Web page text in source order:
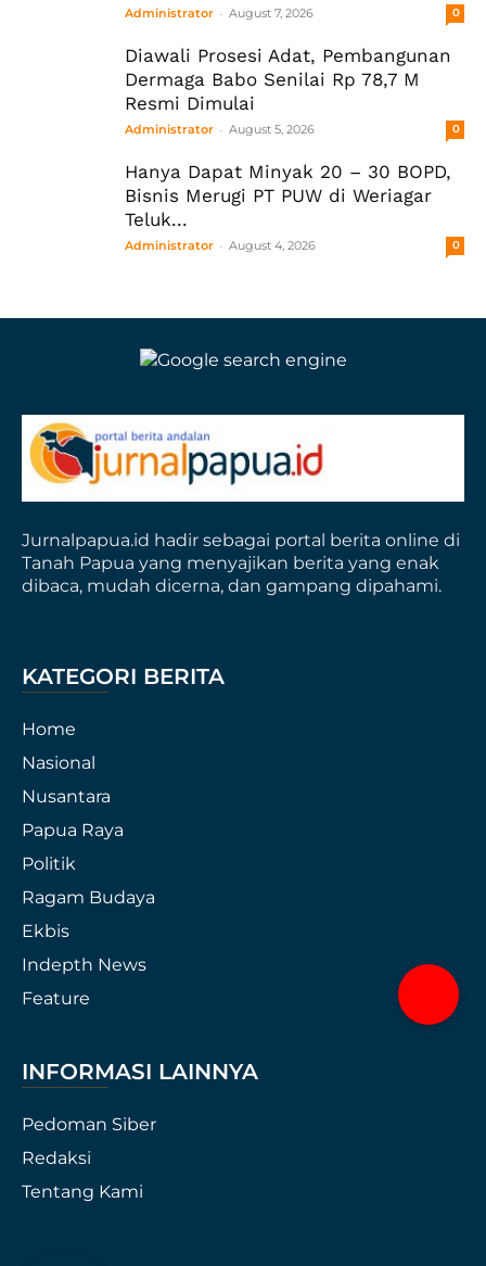
Administrator - August 7, 2026 0
Diawali Prosesi Adat, Pembangunan
Dermaga Babo Senilai Rp 78,7 M
Resmi Dimulai
Administrator - August 5, 2026 0
Hanya Dapat Minyak 20 – 30 BOPD,
Bisnis Merugi PT PUW di Weriagar
Teluk...
Administrator - August 4, 2026 0
Jurnalpapua.id hadir sebagai portal berita online di
Tanah Papua yang menyajikan berita yang enak
dibaca, mudah dicerna, dan gampang dipahami.
KATEGORI BERITA
Home
Nasional
Nusantara
Papua Raya
Politik
Ragam Budaya
Ekbis
Indepth News
Feature
INFORMASI LAINNYA
Pedoman Siber
Redaksi
Tentang Kami